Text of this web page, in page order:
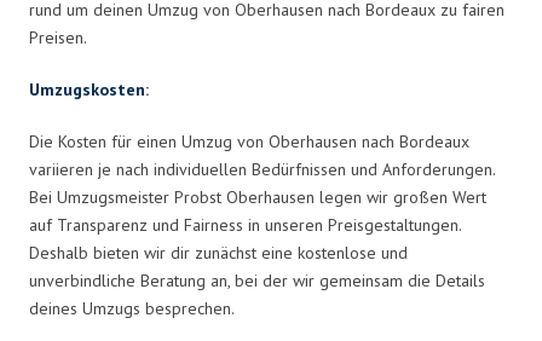
rund um deinen Umzug von Oberhausen nach Bordeaux zu fairen
Preisen.
Umzugskosten:
Die Kosten für einen Umzug von Oberhausen nach Bordeaux
variieren je nach individuellen Bedürfnissen und Anforderungen.
Bei Umzugsmeister Probst Oberhausen legen wir großen Wert
auf Transparenz und Fairness in unseren Preisgestaltungen.
Deshalb bieten wir dir zunächst eine kostenlose und
unverbindliche Beratung an, bei der wir gemeinsam die Details
deines Umzugs besprechen.